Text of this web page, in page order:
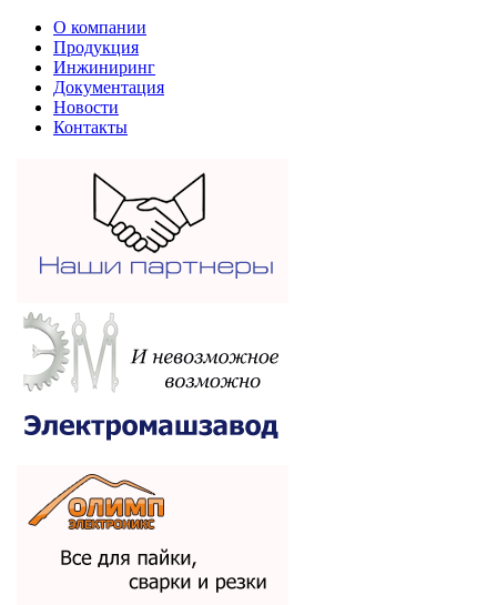
О компании
Продукция
Инжиниринг
Документация
Новости
Контакты